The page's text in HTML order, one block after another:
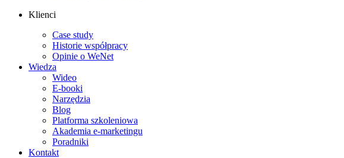
Klienci
Case study
Historie współpracy
Opinie o WeNet
Wiedza
Wideo
E‑booki
Narzędzia
Blog
Platforma szkoleniowa
Akademia e‑marketingu
Poradniki
Kontakt